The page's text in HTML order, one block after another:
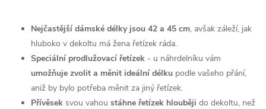
Nejčastější dámské délky jsou 42 a 45 cm, avšak záleží, jak
hluboko v dekoltu má žena řetízek ráda.
Speciální prodlužovací řetízek - u náhrdelníku vám
umožňuje zvolit a měnit ideální délku podle vašeho přání,
aniž by bylo potřeba měnit za jiný řetízek.
Přívěsek svou vahou stáhne řetízek hlouběji do dekoltu, než